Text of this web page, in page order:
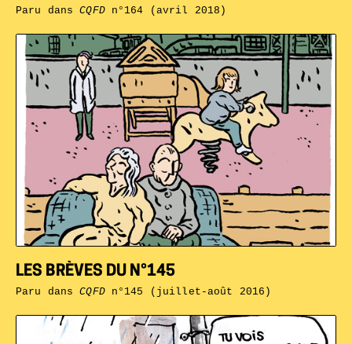
LES BRÈVES DU N°145
Paru dansCQFDn°145 (juillet-août 2016)
Paru dansCQFDn°164 (avril 2018)